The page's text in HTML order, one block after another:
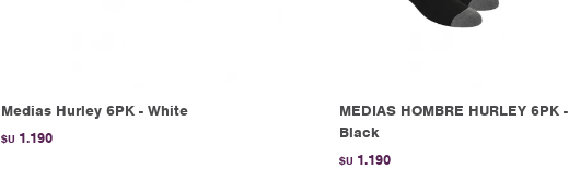
Medias Hurley 6PK - White
$U 1.190
MEDIAS HOMBRE HURLEY 6PK -
Black
$U 1.190